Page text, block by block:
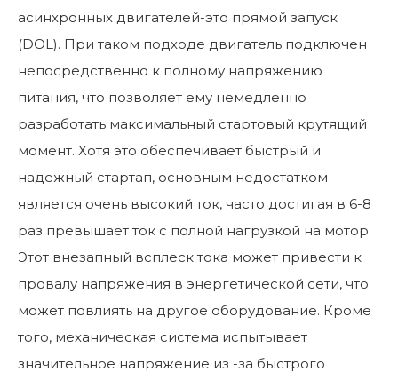
асинхронных двигателей-это прямой запуск
(DOL). При таком подходе двигатель подключен
непосредственно к полному напряжению
питания, что позволяет ему немедленно
разработать максимальный стартовый крутящий
момент. Хотя это обеспечивает быстрый и
надежный стартап, основным недостатком
является очень высокий ток, часто достигая в 6-8
раз превышает ток с полной нагрузкой на мотор.
Этот внезапный всплеск тока может привести к
провалу напряжения в энергетической сети, что
может повлиять на другое оборудование. Кроме
того, механическая система испытывает
значительное напряжение из -за быстрого